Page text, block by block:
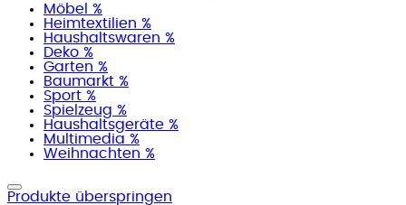
Möbel %
Heimtextilien %
Haushaltswaren %
Deko %
Garten %
Baumarkt %
Sport %
Spielzeug %
Haushaltsgeräte %
Multimedia %
Weihnachten %
Produkte überspringen